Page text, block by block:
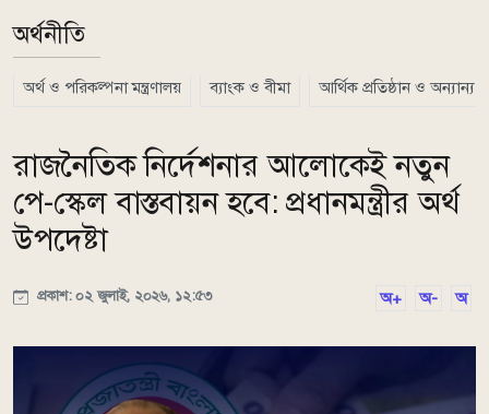
অর্থনীতি
অর্থ ও পরিকল্পনা মন্ত্রণালয় ব্যাংক ও বীমা আর্থিক প্রতিষ্ঠান ও অন্যান্য
রাজনৈতিক নির্দেশনার আলোকেই নতুন
পে-স্কেল বাস্তবায়ন হবে: প্রধানমন্ত্রীর অর্থ
উপদেষ্টা
প্রকাশ: ০২ জুলাই, ২০২৬, ১২:৫৩ অ+ অ- অ